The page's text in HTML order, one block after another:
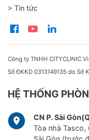
> Tin tức
Công ty TNHH CITYCLINIC
Số ĐKKD 0313149135 do Sở
HỆ THỐNG
CN P. Sài
Tòa nhà